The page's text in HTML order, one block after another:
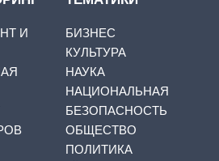
И
БИЗНЕС
КУЛЬТУРА
НАУКА
НАЦИОНАЛЬНАЯ
БЕЗОПАСНОСТЬ
ОБЩЕСТВО
ПОЛИТИКА